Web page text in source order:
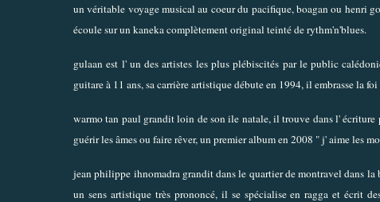
un véritable voyage musical au coeur du pacifique, boagan ou henri
écoule sur un kaneka complètement original teinté de rythm'n'blues.
gulaan est l' un des artistes les plus plébiscités par le public
guitare à 11 ans, sa carrière artistique débute en 1994, il embrasse la
warmo tan paul grandit loin de son ile natale, il trouve dans l'
guérir les âmes ou faire rêver, un premier album en 2008 " j' aime les
jean philippe ihnomadra grandit dans le quartier de montravel dans
un sens artistique très prononcé, il se spécialise en ragga et écrit